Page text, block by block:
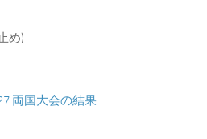
め)
両国大会の結果